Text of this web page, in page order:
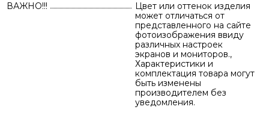
ВАЖНО!!!
Цвет или оттенок изделия
может отличаться от
представленного на сайте
фотоизображения ввиду
различных настроек
экранов и мониторов.,
Характеристики и
комплектация товара могут
быть изменены
производителем без
уведомления.